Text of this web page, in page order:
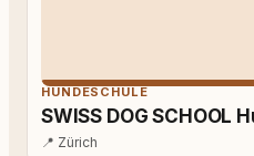
HUNDESCHULE
SWISS DOG SCHOOL
📍 Zürich